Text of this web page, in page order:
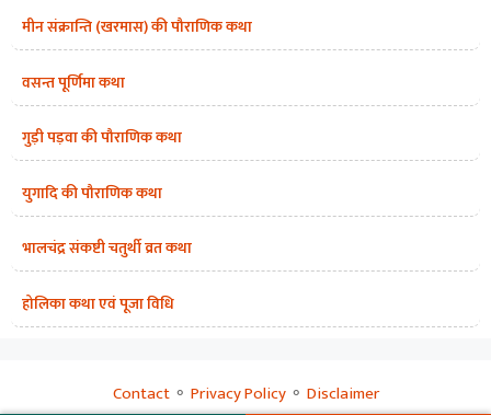
मीन संक्रान्ति (खरमास) की पौराणिक कथा
वसन्त पूर्णिमा कथा
गुड़ी पड़वा की पौराणिक कथा
युगादि की पौराणिक कथा
भालचंद्र संकष्टी चतुर्थी व्रत कथा
होलिका कथा एवं पूजा विधि
Contact⚬ Privacy Policy⚬ Disclaimer